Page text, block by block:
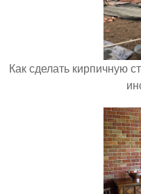
Как сделать кирпичную